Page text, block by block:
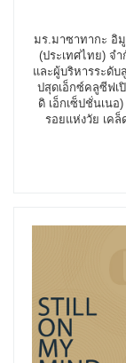
มร.มาซาทากะ อิ
(ประเทศไทย) จ
และผู้บริหารระดั
ปสุดเอ็กซ์คลูซีฟเปิ
ดิ เอ็กเซ็ปชั่นเน
รอยแห่งวัย เค